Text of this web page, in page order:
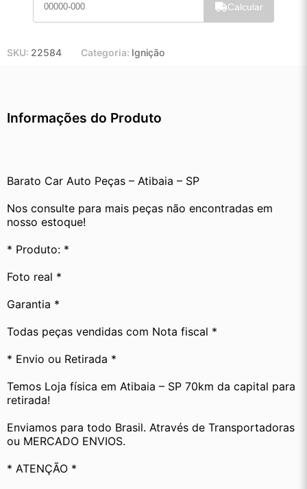
11x de R$ 5,00
Calcular
SKU: 22584 Categoria: Ignição
Informações do Produto
Barato Car Auto Peças – Atibaia – SP
Nos consulte para mais peças não encontradas em
nosso estoque!
* Produto: *
Foto real *
Garantia *
Todas peças vendidas com Nota fiscal *
* Envio ou Retirada *
Temos Loja física em Atibaia – SP 70km da capital para
retirada!
Enviamos para todo Brasil. Através de Transportadoras
ou MERCADO ENVIOS.
* ATENÇÃO *